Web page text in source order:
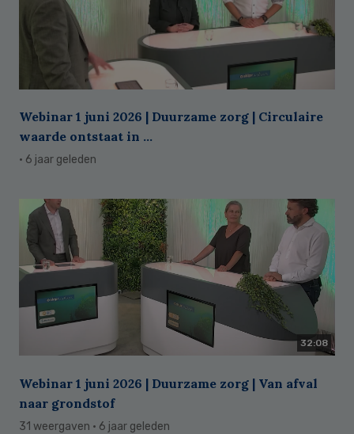
Webinar 1 juni 2026 | Duurzame zorg | Circulaire
waarde ontstaat in ...
· 6 jaar geleden
32:08
Webinar 1 juni 2026 | Duurzame zorg | Van afval
naar grondstof
31 weergaven · 6 jaar geleden